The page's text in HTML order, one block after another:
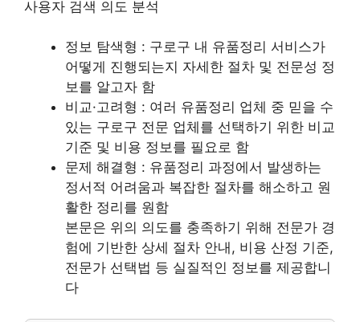
사용자 검색 의도 분석
정보 탐색형 : 구로구 내 유품정리 서비스가
어떻게 진행되는지 자세한 절차 및 전문성 정
보를 알고자 함
비교·고려형 : 여러 유품정리 업체 중 믿을 수
있는 구로구 전문 업체를 선택하기 위한 비교
기준 및 비용 정보를 필요로 함
문제 해결형 : 유품정리 과정에서 발생하는
정서적 어려움과 복잡한 절차를 해소하고 원
활한 정리를 원함
본문은 위의 의도를 충족하기 위해 전문가 경
험에 기반한 상세 절차 안내, 비용 산정 기준,
전문가 선택법 등 실질적인 정보를 제공합니
다